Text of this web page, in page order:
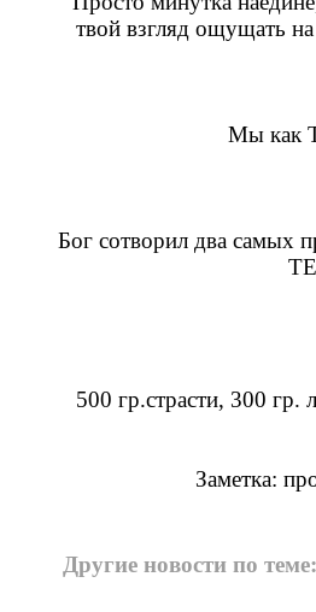
твой взгляд ощущать
Мы как
Бог сотворил два самых
500 гр.страсти, 300 гр.
Заметка:
Другие новости по теме: